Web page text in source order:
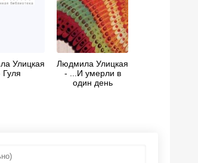
Улицкая
Гуля
Людмила Улицкая
- ...И умерли в
один день